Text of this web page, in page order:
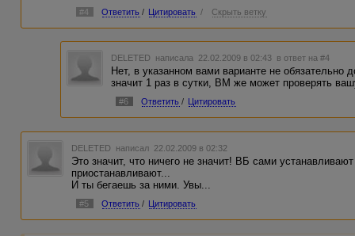
#4 Ответить / Цитировать / Скрыть ветку
DELETED написала 22.02.2009 в 02:43 в ответ на #4
Нет, в указанном вами варианте не обязательно
значит 1 раз в сутки, ВМ же может проверять
#6 Ответить / Цитировать
DELETED написал 22.02.2009 в 02:32
Это значит, что ничего не значит! ВБ сами
приостанавливают...
И ты бегаешь за ними. Увы...
#5 Ответить / Цитировать